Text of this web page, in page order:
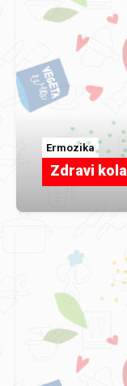
Ermozika
Zdravi